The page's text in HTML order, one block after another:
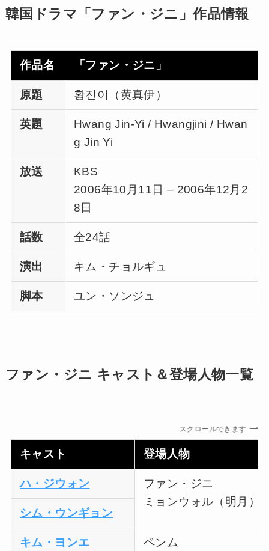
韓国ドラマ「ファン・ジニ」作品情報
作品名 「ファン・ジニ」
原題 황진이（黄真伊）
英題
Hwang Jin-Yi / Hwangjini / Hwan
g Jin Yi
放送
KBS
2006年10月11日 – 2006年12月2
8日
話数 全24話
演出 キム・チョルギュ
脚本 ユン・ソンジュ
ファン・ジニ キャスト＆登場人物一覧
スクロールできます
キャスト 登場人物
ハ・ジウォン
ファン・ジニ
ミョンウォル（明月）
シム・ウンギョン
キム・ヨンエ ペンム